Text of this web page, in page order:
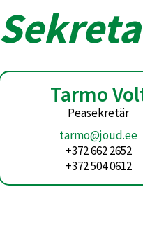
Tarmo
Peasekretär
tarmo@joud.ee
+372 662 2652
+372 504 0612